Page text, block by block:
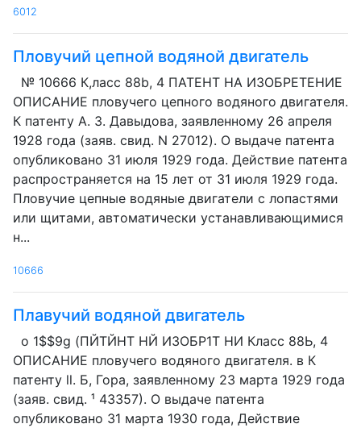
6012
Пловучий цепной водяной двигатель
№ 10666 К,ласс 88b, 4 ПАТЕНТ НА ИЗОБРЕТЕНИЕ
ОПИСАНИЕ пловучего цепного водяного двигателя.
К патенту А. 3. Давыдова, заявленному 26 апреля
1928 года (заяв. свид. N 27012). О выдаче патента
опубликовано 31 июля 1929 года. Действие патента
распространяется на 15 лет от 31 июля 1929 года.
Пловучие цепные водяные двигатели с лопастями
или щитами, автоматически устанавливающимися
н...
10666
Плавучий водяной двигатель
о 1$$9g (ПЙТЙНТ НЙ ИЗОБР1Т НИ Класс 88Ь, 4
ОПИСАНИЕ пловучего водяного двигателя. в К
патенту ll. Б, Гора, заявленному 23 марта 1929 года
(заяв. свид. ¹ 43357). О выдаче патента
опубликовано 31 марта 1930 года, Действие